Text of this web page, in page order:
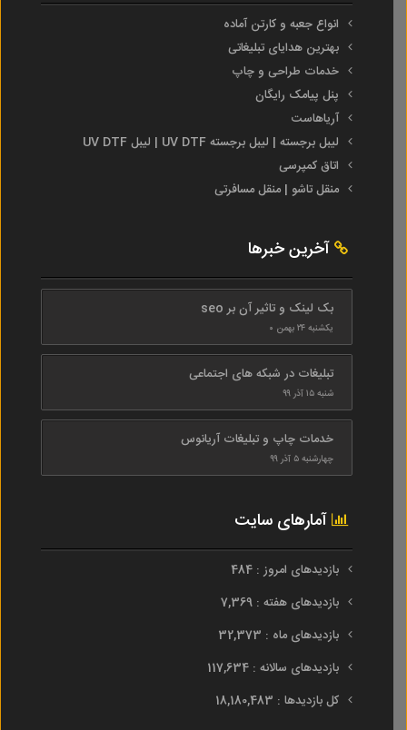
انواع جعبه و کارتن آماده
بهترین هدایای تبلیغاتی
خدمات طراحی و چاپ
پنل پیامک رایگان
آریاهاست
لیبل برجسته | لیبل برجسته UV DTF | لیبل UV DTF
اتاق کمپرسی
منقل تاشو | منقل مسافرتی
آخرین خبرها
بک لینک و تاثیر آن بر seo
یکشنبه ۲۴ بهمن ۰
تبلیغات در شبکه های اجتماعی
شنبه ۱۵ آذر ۹۹
خدمات چاپ و تبلیغات آریانوس
چهارشنبه ۵ آذر ۹۹
آمارهای سایت
بازدیدهای امروز : 484
بازدیدهای هفته : 7,369
بازدیدهای ماه : 32,373
بازدیدهای سالانه : 117,634
کل بازدیدها : 18,180,483